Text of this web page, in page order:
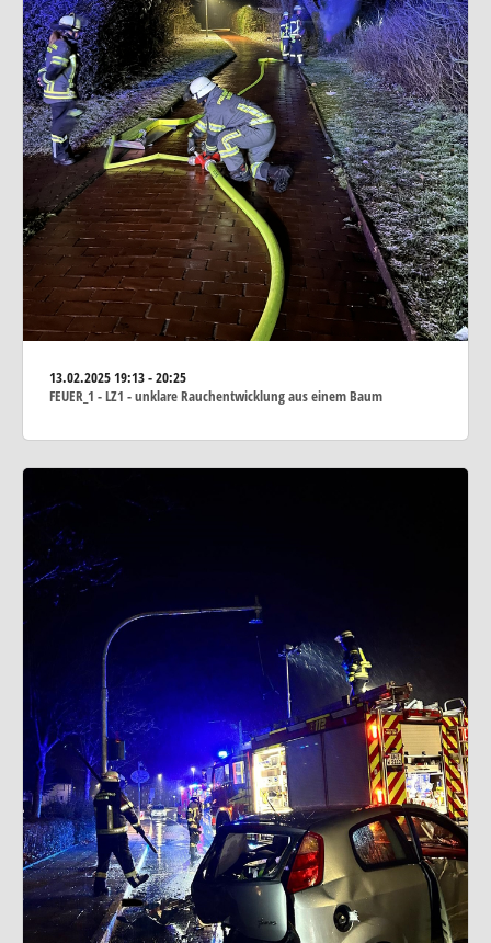
13.02.202519:13 - 20:25
FEUER_1 - LZ1 - unklare Rauchentwicklung aus einem Baum